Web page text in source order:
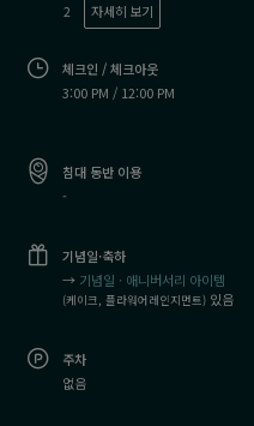
2
자세히 보기
체크인 / 체크아웃
3:00 PM / 12:00 PM
침대 동반 이용
-
기념일·축하
→ 기념일 · 애니버서리 아이템
(케이크, 플라워어레인지먼트) 있음
주차
없음